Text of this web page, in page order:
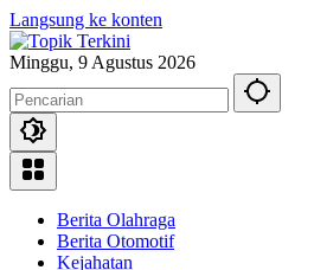
Langsung ke konten
Minggu, 9 Agustus 2026
Berita Olahraga
Berita Otomotif
Kejahatan